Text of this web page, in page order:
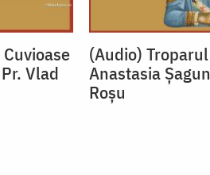
Vlad
(Audio)
Anastasia
Roșu